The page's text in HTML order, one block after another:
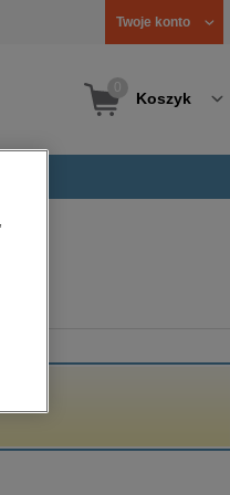
Twoje konto
Koszyk